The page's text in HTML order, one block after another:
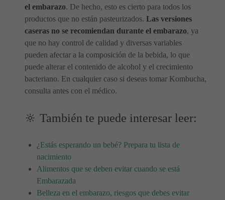
el embarazo. De hecho, esto es cierto para todos los
productos que no están pasteurizados. Las versiones
caseras no se recomiendan durante el embarazo, ya
que no hay control de calidad y diversas variables
pueden afectar a la composición de la bebida, lo que
puede alterar el contenido de alcohol y el crecimiento
bacteriano. En cualquier caso si deseas tomar Kombucha,
consulta antes con el médico.
🔆 También te puede interesar leer:
¿Estás esperando un bebé? Prepara tu lista de
nacimiento
Alimentos que se deben evitar cuando se está
Embarazada
Belleza en el embarazo, riesgos que debes evitar